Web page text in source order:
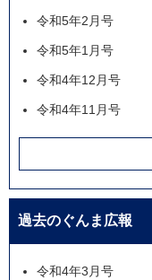
令和5年2月号
令和5年1月号
令和4年12月号
令和4年11月号
過去のぐんま広報
令和4年3月号